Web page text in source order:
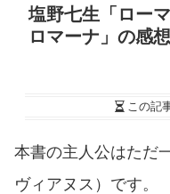
塩野七生「ロー
ロマーナ」の感
この記
本書の主人公はただ
ヴィアヌス）です。